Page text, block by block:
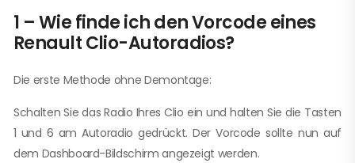
1 – Wie finde ich den Vorcode eines
Renault Clio-Autoradios?
Die erste Methode ohne Demontage:
Schalten Sie das Radio Ihres Clio ein und halten Sie die Tasten
1 und 6 am Autoradio gedrückt. Der Vorcode sollte nun auf
dem Dashboard-Bildschirm angezeigt werden.